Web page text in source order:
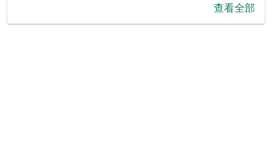
查看全部